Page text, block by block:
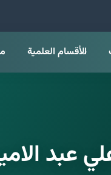
الأقسام العلمية
عبد